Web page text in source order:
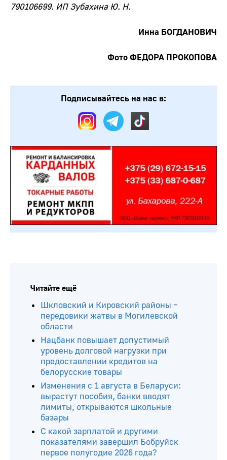
790106699. ИП Зубахина Ю. Н.
Инна БОГДАНОВИЧ
Фото ФЕДОРА ПРОКОПОВА
Подписывайтесь на нас в:
Читайте ещё
Шкловский и Кировский районы –
передовики жатвы в Могилевской
области
Нацбанк повышает допустимый
уровень долговой нагрузки при
предоставлении кредитов на
белорусские товары
Изменения с 1 августа в Беларуси:
вырастут пособия, банки вводят
лимиты, открываются школьные
базары
С какой зарплатой и другими
показателями завершил Бобруйск
первое полугодие 2026 года?